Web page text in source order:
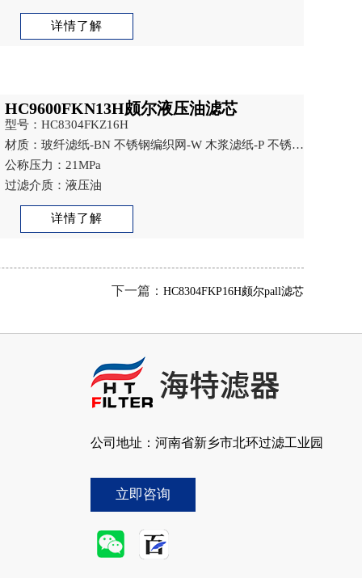
详情了解
HC9600FKN13H颇尔液压油滤芯
型号：HC8304FKZ16H
材质：玻纤滤纸-BN 不锈钢编织网-W 木浆滤纸-P 不锈钢
烧结网-V
公称压力：21MPa
过滤介质：液压油
详情了解
下一篇： HC8304FKP16H颇尔pall滤芯
公司地址：河南省新乡市北环过滤工业园
立即咨询